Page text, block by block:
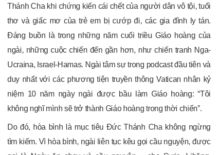
Thánh Cha khi chứng kiến cái chết của người dân vô tội, tuổi
thơ và giấc mơ của trẻ em bị cướp đi, các gia đình ly tán.
Đáng buồn là trong những năm cuối triều Giáo hoàng của
ngài, những cuộc chiến đến gần hơn, như chiến tranh Nga-
Ucraina, Israel-Hamas. Ngài tâm sự trong podcast đầu tiên và
duy nhất với các phương tiện truyền thông Vatican nhân kỷ
niệm 10 năm ngày ngài được bầu làm Giáo hoàng: “Tôi
không nghĩ mình sẽ trở thành Giáo hoàng trong thời chiến”.
Do đó, hòa bình là mục tiêu Đức Thánh Cha không ngừng
tìm kiếm. Vì hòa bình, ngài liên tục kêu gọi cầu nguyện, được